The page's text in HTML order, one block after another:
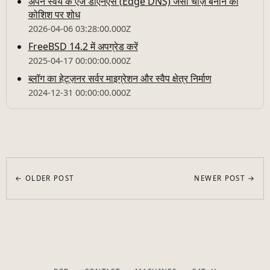
कोशिश पर शोध
2026-04-06 03:28:00.000Z
FreeBSD 14.2 में अपग्रेड करें
2025-04-17 00:00:00.000Z
ब्लॉग का हेट्ज़नर सर्वर माइग्रेशन और स्वैप क्षेत्र निर्माण
2024-12-31 00:00:00.000Z
← OLDER POST NEWER POST →